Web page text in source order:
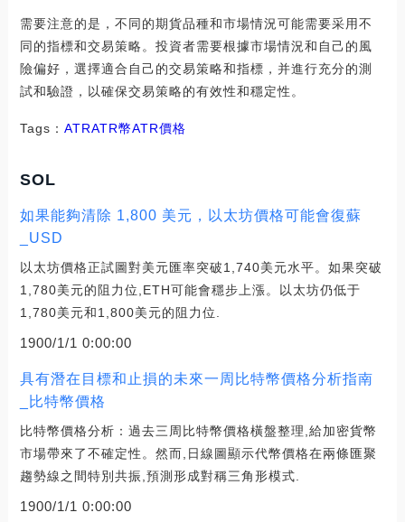
需要注意的是，不同的期貨品種和市場情況可能需要采用不
同的指標和交易策略。投資者需要根據市場情況和自己的風
險偏好，選擇適合自己的交易策略和指標，并進行充分的測
試和驗證，以確保交易策略的有效性和穩定性。
Tags： ATRATR幣ATR價格
SOL
如果能夠清除 1,800 美元，以太坊價格可能會復蘇
_USD
以太坊價格正試圖對美元匯率突破1,740美元水平。如果突破
1,780美元的阻力位,ETH可能會穩步上漲。以太坊仍低于
1,780美元和1,800美元的阻力位.
1900/1/1 0:00:00
具有潛在目標和止損的未來一周比特幣價格分析指南
_比特幣價格
比特幣價格分析：過去三周比特幣價格橫盤整理,給加密貨幣
市場帶來了不確定性。然而,日線圖顯示代幣價格在兩條匯聚
趨勢線之間特別共振,預測形成對稱三角形模式.
1900/1/1 0:00:00